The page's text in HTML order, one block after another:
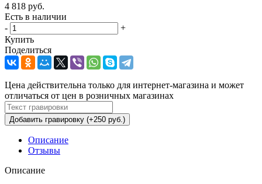
4 818 руб.
Есть в наличии
-
+
Купить
Поделиться
Цена действительна только для интернет-магазина и может
отличаться от цен в розничных магазинах
Добавить гравировку (+250 руб.)
Описание
Отзывы
Описание